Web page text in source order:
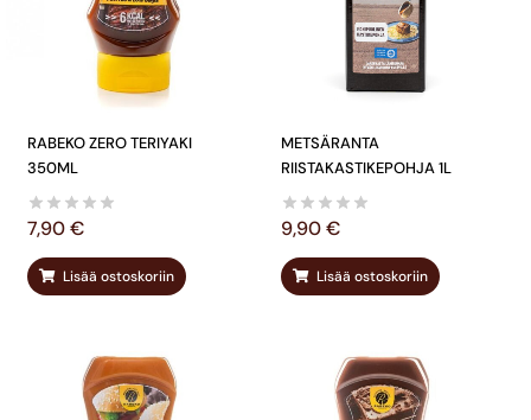
RABEKO ZERO TERIYAKI
350ML
7,90€
Lisää ostoskoriin
METSÄRANTA
RIISTAKASTIKEPOHJA 1L
9,90€
Lisää ostoskoriin